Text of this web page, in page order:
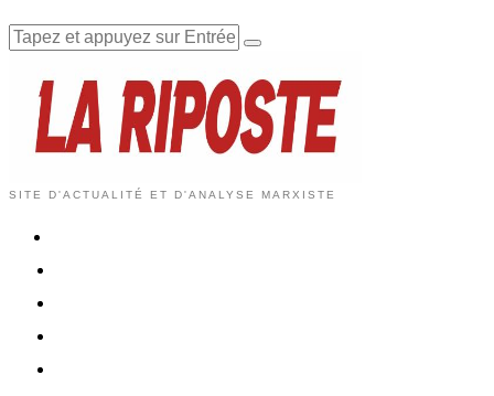
SITE D'ACTUALITÉ ET D'ANALYSE MARXISTE